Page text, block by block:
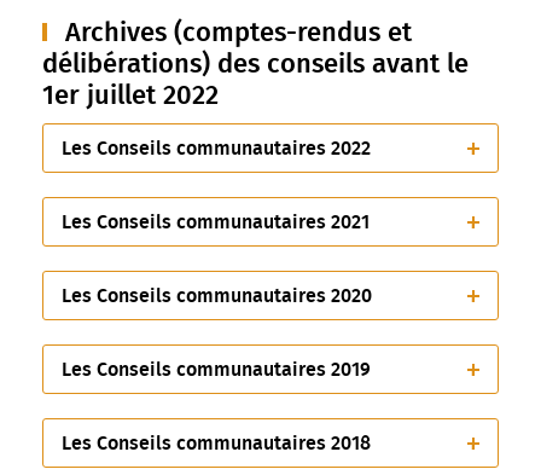
Archives (comptes-rendus et
délibérations) des conseils avant le
1er juillet 2022
Les Conseils communautaires 2022
Les Conseils communautaires 2021
Les Conseils communautaires 2020
Les Conseils communautaires 2019
Les Conseils communautaires 2018